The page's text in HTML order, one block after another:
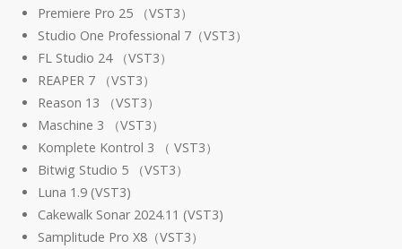
Premiere Pro 25 （VST3）
Studio One Professional 7（VST3）
FL Studio 24 （VST3）
REAPER 7 （VST3）
Reason 13 （VST3）
Maschine 3 （VST3）
Komplete Kontrol 3 （ VST3）
Bitwig Studio 5 （VST3）
Luna 1.9 (VST3)
Cakewalk Sonar 2024.11 (VST3)
Samplitude Pro X8（VST3）